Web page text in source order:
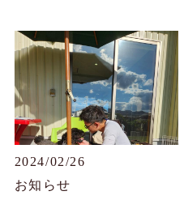
2024/02/26
お知らせ